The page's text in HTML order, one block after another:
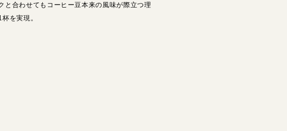
と合わせてもコーヒー豆本来の風味が際立つ理
を実現。